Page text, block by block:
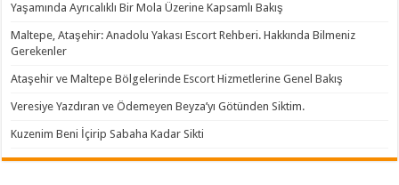
Yaşamında Ayrıcalıklı Bir Mola Üzerine Kapsamlı Bakış
Maltepe, Ataşehir: Anadolu Yakası Escort Rehberi. Hakkında Bilmeniz
Gerekenler
Ataşehir ve Maltepe Bölgelerinde Escort Hizmetlerine Genel Bakış
Veresiye Yazdıran ve Ödemeyen Beyza’yı Götünden Siktim.
Kuzenim Beni İçirip Sabaha Kadar Sikti